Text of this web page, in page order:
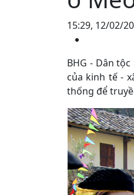
15:29, 12/02/
BHG - Dân
của kinh tế -
thống để